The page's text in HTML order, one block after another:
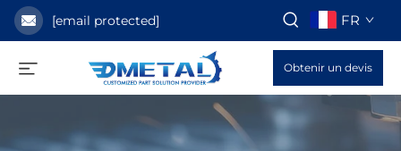
[email protected] FR
Obtenir un devis